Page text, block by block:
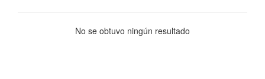
No se obtuvo ningún resultado